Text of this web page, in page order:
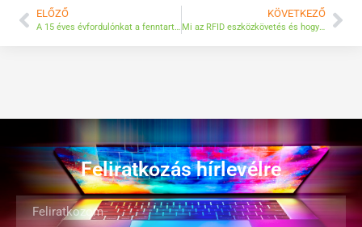
ELŐZŐ
A 15 éves évfordulónkat a fenntarthatóság iránti elkötelezettséggel ünnepeljük
KÖVETKEZŐ
Mi az RFID eszközkövetés és hogyan működik?
Feliratkozás hírlevélre